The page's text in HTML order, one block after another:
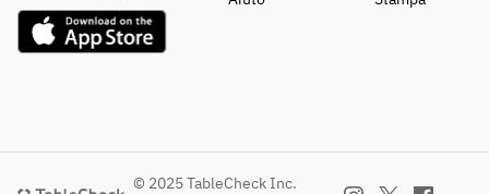
© 2025 TableCheck Inc.